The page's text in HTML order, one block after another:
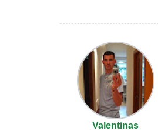
Valentinas